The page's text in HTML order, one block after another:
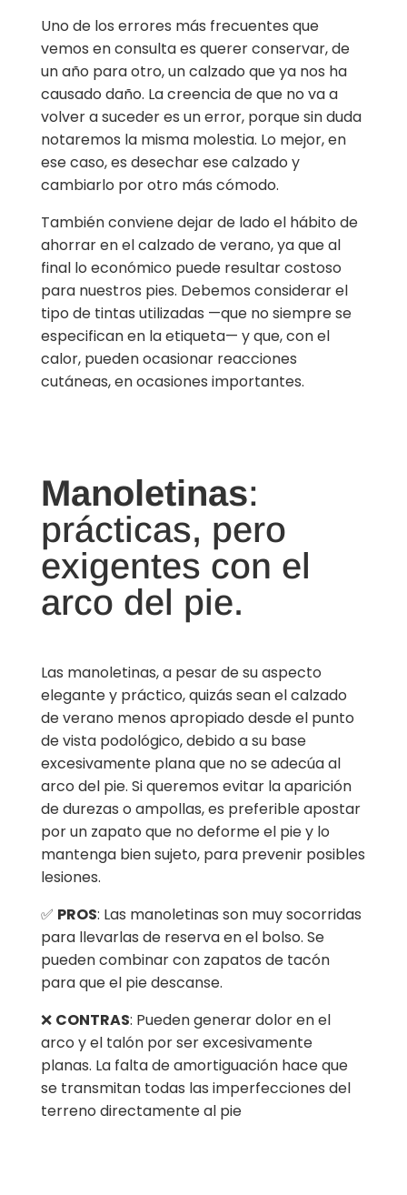
Uno de los errores más frecuentes que
vemos en consulta es querer conservar, de
un año para otro, un calzado que ya nos ha
causado daño. La creencia de que no va a
volver a suceder es un error, porque sin duda
notaremos la misma molestia. Lo mejor, en
ese caso, es desechar ese calzado y
cambiarlo por otro más cómodo.
También conviene dejar de lado el hábito de
ahorrar en el calzado de verano, ya que al
final lo económico puede resultar costoso
para nuestros pies. Debemos considerar el
tipo de tintas utilizadas —que no siempre se
especifican en la etiqueta— y que, con el
calor, pueden ocasionar reacciones
cutáneas, en ocasiones importantes.
Manoletinas:
prácticas, pero
exigentes con el
arco del pie.
Las manoletinas, a pesar de su aspecto
elegante y práctico, quizás sean el calzado
de verano menos apropiado desde el punto
de vista podológico, debido a su base
excesivamente plana que no se adecúa al
arco del pie. Si queremos evitar la aparición
de durezas o ampollas, es preferible apostar
por un zapato que no deforme el pie y lo
mantenga bien sujeto, para prevenir posibles
lesiones.
✅ PROS: Las manoletinas son muy socorridas
para llevarlas de reserva en el bolso. Se
pueden combinar con zapatos de tacón
para que el pie descanse.
❌ CONTRAS: Pueden generar dolor en el
arco y el talón por ser excesivamente
planas. La falta de amortiguación hace que
se transmitan todas las imperfecciones del
terreno directamente al pie